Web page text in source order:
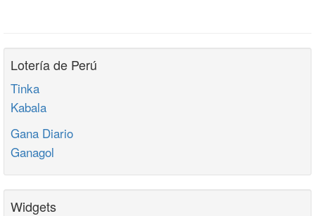
Lotería de Perú
Tinka
Kabala
Gana Diario
Ganagol
Widgets